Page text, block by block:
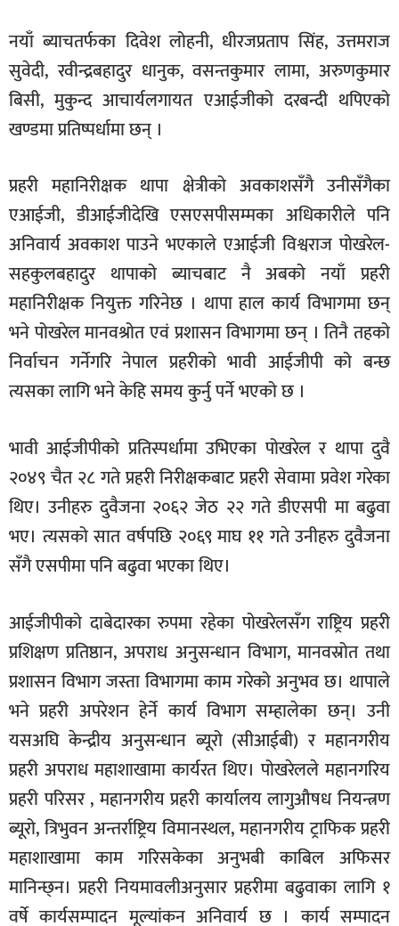
नयाँ ब्याचतर्फका दिवेश लोहनी, धीरजप्रताप सिंह, उत्तमराज
सुवेदी, रवीन्द्रबहादुर धानुक, वसन्तकुमार लामा, अरुणकुमार
बिसी, मुकुन्द आचार्यलगायत एआईजीको दरबन्दी थपिएको
खण्डमा प्रतिष्पर्धामा छन् ।
प्रहरी महानिरीक्षक थापा क्षेत्रीको अवकाशसँगै उनीसँगैका
एआईजी, डीआईजीदेखि एसएसपीसम्मका अधिकारीले पनि
अनिवार्य अवकाश पाउने भएकाले एआईजी विश्वराज पोखरेल-
सहकुलबहादुर थापाको ब्याचबाट नै अबको नयाँ प्रहरी
महानिरीक्षक नियुक्त गरिनेछ । थापा हाल कार्य विभागमा छन्
भने पोखरेल मानवश्रोत एवं प्रशासन विभागमा छन् । तिनै तहको
निर्वाचन गर्नेगरि नेपाल प्रहरीको भावी आईजीपी को बन्छ
त्यसका लागि भने केहि समय कुर्नु पर्ने भएको छ ।
भावी आईजीपीको प्रतिस्पर्धामा उभिएका पोखरेल र थापा दुवै
२०४९ चैत २८ गते प्रहरी निरीक्षकबाट प्रहरी सेवामा प्रवेश गरेका
थिए। उनीहरु दुवैजना २०६२ जेठ २२ गते डीएसपी मा बढुवा
भए। त्यसको सात वर्षपछि २०६९ माघ ११ गते उनीहरु दुवैजना
सँगै एसपीमा पनि बढुवा भएका थिए।
आईजीपीको दाबेदारका रुपमा रहेका पोखरेलसँग राष्ट्रिय प्रहरी
प्रशिक्षण प्रतिष्ठान, अपराध अनुसन्धान विभाग, मानवस्रोत तथा
प्रशासन विभाग जस्ता विभागमा काम गरेको अनुभव छ। थापाले
भने प्रहरी अपरेशन हेर्ने कार्य विभाग सम्हालेका छन्। उनी
यसअघि केन्द्रीय अनुसन्धान ब्यूरो (सीआईबी) र महानगरीय
प्रहरी अपराध महाशाखामा कार्यरत थिए। पोखरेलले महानगरिय
प्रहरी परिसर , महानगरीय प्रहरी कार्यालय लागुऔषध नियन्त्रण
ब्यूरो, त्रिभुवन अन्तर्राष्ट्रिय विमानस्थल, महानगरीय ट्राफिक प्रहरी
महाशाखामा काम गरिसकेका अनुभबी काबिल अफिसर
मानिन्छ्न। प्रहरी नियमावलीअनुसार प्रहरीमा बढुवाका लागि १
वर्षे कार्यसम्पादन मूल्यांकन अनिवार्य छ । कार्य सम्पादन